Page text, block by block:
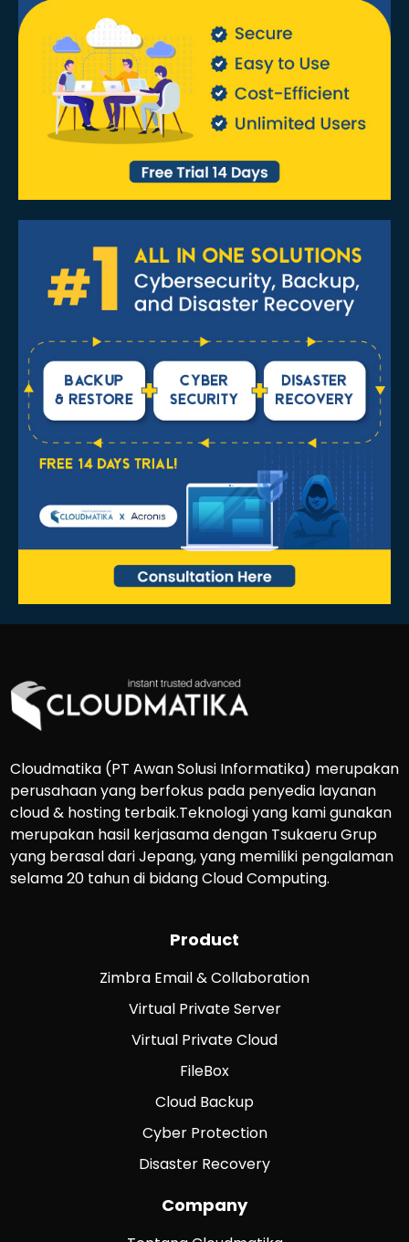
Cloudmatika (PT Awan Solusi Informatika) merupakan
perusahaan yang berfokus pada penyedia layanan
cloud & hosting terbaik.Teknologi yang kami gunakan
merupakan hasil kerjasama dengan Tsukaeru Grup
yang berasal dari Jepang, yang memiliki pengalaman
selama 20 tahun di bidang Cloud Computing.
Product
Zimbra Email & Collaboration
Virtual Private Server
Virtual Private Cloud
FileBox
Cloud Backup
Cyber Protection
Disaster Recovery
Company